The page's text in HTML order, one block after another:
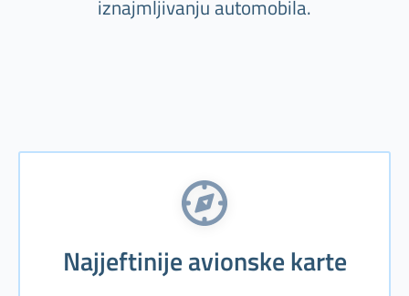
iznajmljivanju automobila.
Najjeftinije avionske karte